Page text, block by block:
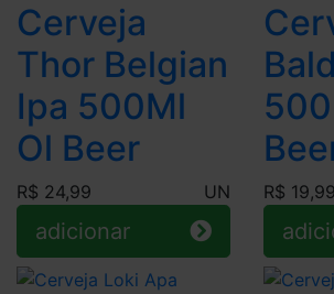
Cerveja
Thor Belgian
Ipa 500Ml
Ol Beer
R$ 24,99 UN
adicionar
R$ 19,99